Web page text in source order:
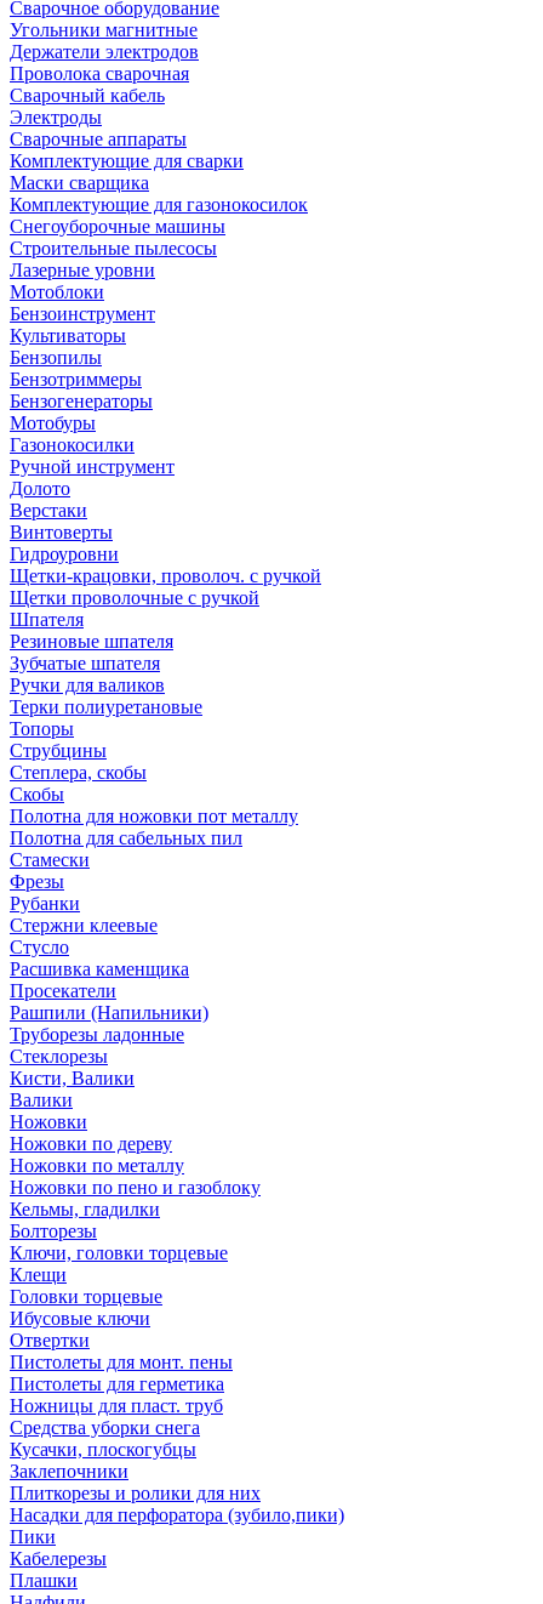
Сварочное оборудование
Угольники магнитные
Держатели электродов
Проволока сварочная
Сварочный кабель
Электроды
Сварочные аппараты
Комплектующие для сварки
Маски сварщика
Комплектующие для газонокосилок
Снегоуборочные машины
Строительные пылесосы
Лазерные уровни
Мотоблоки
Бензоинструмент
Культиваторы
Бензопилы
Бензотриммеры
Бензогенераторы
Мотобуры
Газонокосилки
Ручной инструмент
Долото
Верстаки
Винтоверты
Гидроуровни
Щетки-крацовки, проволоч. с ручкой
Щетки проволочные с ручкой
Шпателя
Резиновые шпателя
Зубчатые шпателя
Ручки для валиков
Терки полиуретановые
Топоры
Струбцины
Степлера, скобы
Скобы
Полотна для ножовки пот металлу
Полотна для сабельных пил
Стамески
Фрезы
Рубанки
Стержни клеевые
Стусло
Расшивка каменщика
Просекатели
Рашпили (Напильники)
Труборезы ладонные
Стеклорезы
Кисти, Валики
Валики
Ножовки
Ножовки по дереву
Ножовки по металлу
Ножовки по пено и газоблоку
Кельмы, гладилки
Болторезы
Ключи, головки торцевые
Клещи
Головки торцевые
Ибусовые ключи
Отвертки
Пистолеты для монт. пены
Пистолеты для герметика
Ножницы для пласт. труб
Средства уборки снега
Кусачки, плоскогубцы
Заклепочники
Плиткорезы и ролики для них
Насадки для перфоратора (зубило,пики)
Пики
Кабелерезы
Плашки